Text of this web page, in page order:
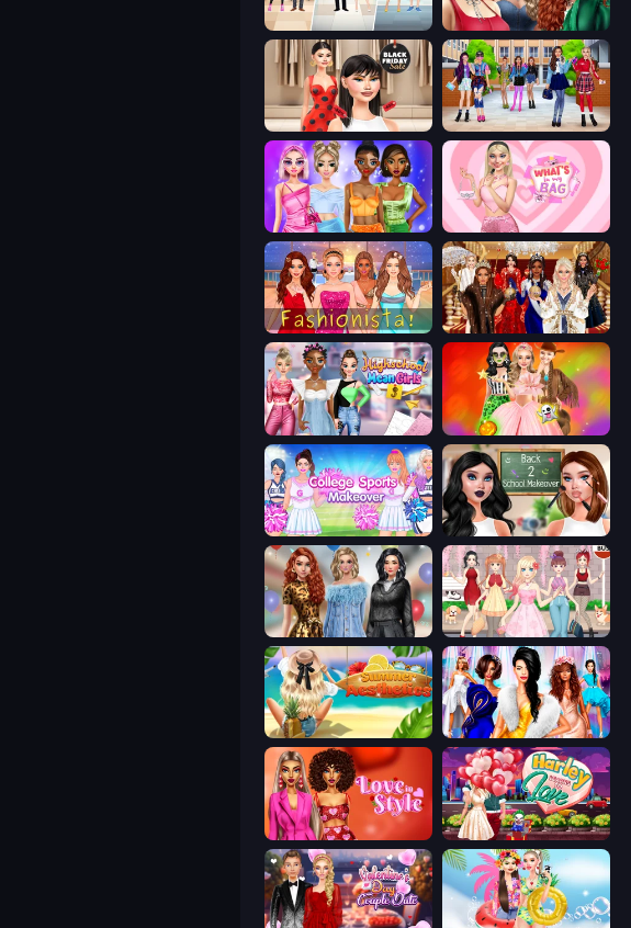
College Girl & Boy Makeover Colored Denim Trends
Shopaholic Black Friday High School BFFs: Girls Team
Monochrome Looks What's In My Bag
Fashionista Makeup & Dress Up Royal Dress Up - Fashion Queen
Highschool Mean Girls 3 Iconic Halloween Costumes
College Sport Team Makeover
Black Friday Mystery Sale Anime Girls Dress Up Games
Summer Aesthetics Fashion Dress Up Challenge
Love In Style Harley Learns To Love